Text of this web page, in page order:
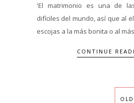
'El matrimonio es una de
difíciles del mundo, así que al
escojas a la más bonita o al
CONTINUE